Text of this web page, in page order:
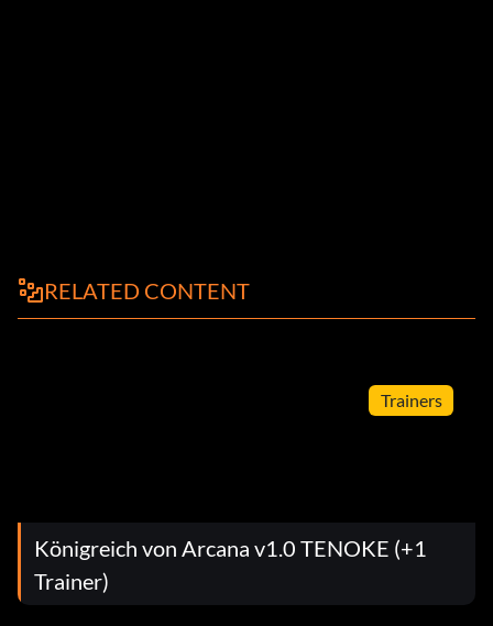
RELATED CONTENT
Trainers
Königreich von Arcana v1.0 TENOKE (+1
Trainer)